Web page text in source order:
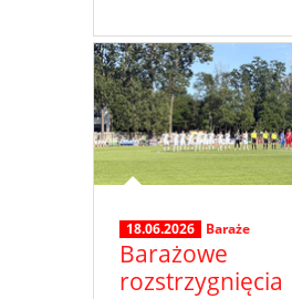
18.06.2026 Baraże
Barażowe
rozstrzygnięcia